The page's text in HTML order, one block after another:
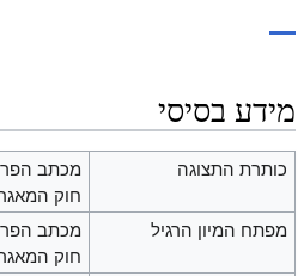
מידע בסיסי
כותרת התצוגה
מכתב
חוק
מפתח המיון הרגיל
מכתב
חוק